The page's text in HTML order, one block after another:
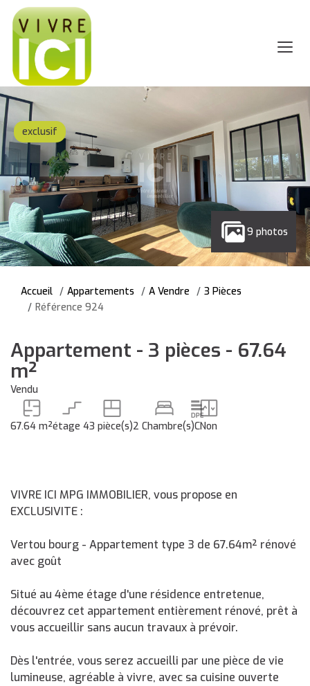
exclusif
9 photos
Accueil Appartements A Vendre
3 Pièces
Référence 924
Appartement - 3 pièces - 67.64
m²
Vendu
67.64 m²étage 43 pièce(s)2 Chambre(s)CNon
VIVRE ICI MPG IMMOBILIER, vous propose en
EXCLUSIVITE :
Vertou bourg - Appartement type 3 de 67.64m² rénové
avec goût
Situé au 4ème étage d'une résidence entretenue,
découvrez cet appartement entièrement rénové, prêt à
vous accueillir sans aucun travaux à prévoir.
Dès l'entrée, vous serez accueilli par une pièce de vie
lumineuse, agréable à vivre, avec sa cuisine ouverte